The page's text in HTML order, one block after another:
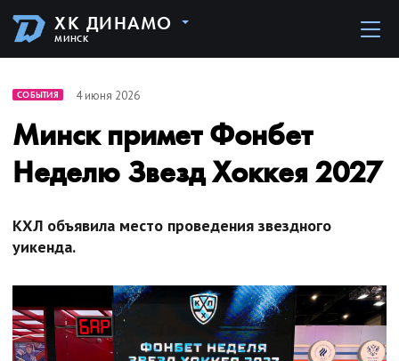
ХК ДИНАМО
МИНСК
СОБЫТИЯ 4 июня 2026
Минск примет Фонбет
Неделю Звезд Хоккея 2027
КХЛ объявила место проведения звездного
уикенда.